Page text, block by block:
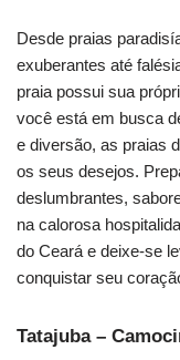
Desde praias
exuberantes até
praia possui sua
você está em busca
e diversão, as praias
os seus desejos.
deslumbrantes,
na calorosa
do Ceará e deixe-se
conquistar seu
Tatajuba –